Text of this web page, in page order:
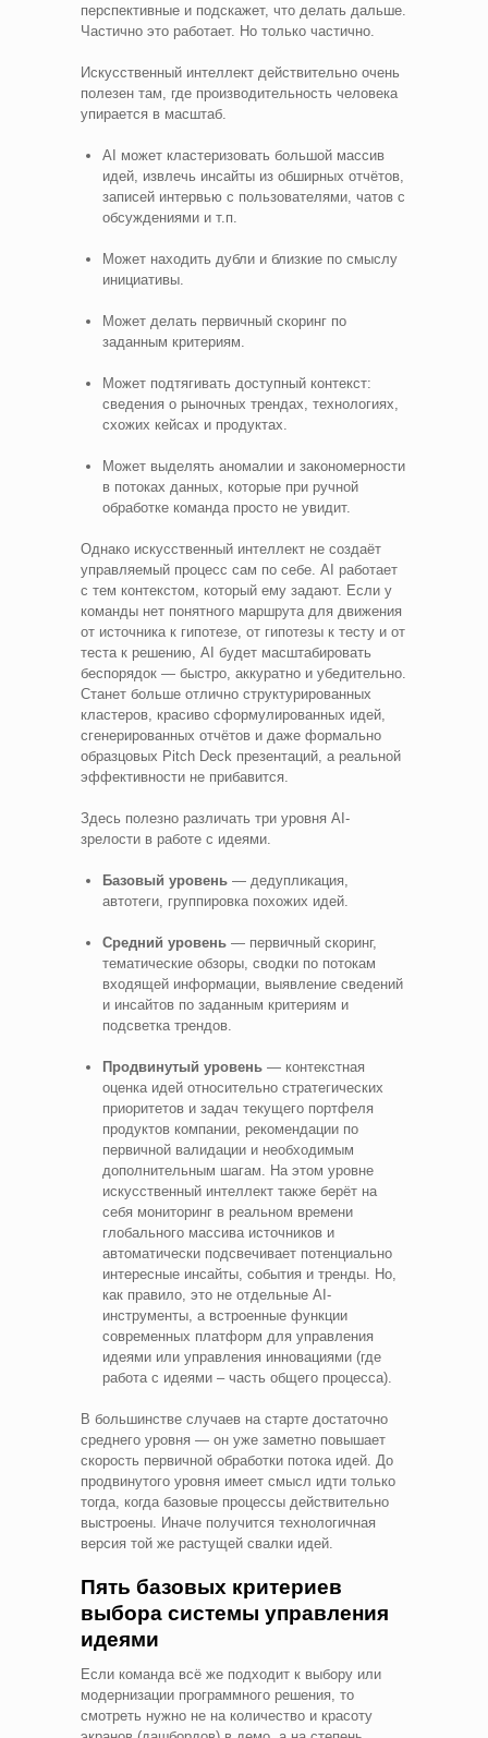
перспективные и подскажет, что делать дальше.
Частично это работает. Но только частично.
Искусственный интеллект действительно очень
полезен там, где производительность человека
упирается в масштаб.
AI может кластеризовать большой массив
идей, извлечь инсайты из обширных отчётов,
записей интервью с пользователями, чатов с
обсуждениями и т.п.
Может находить дубли и близкие по смыслу
инициативы.
Может делать первичный скоринг по
заданным критериям.
Может подтягивать доступный контекст:
сведения о рыночных трендах, технологиях,
схожих кейсах и продуктах.
Может выделять аномалии и закономерности
в потоках данных, которые при ручной
обработке команда просто не увидит.
Однако искусственный интеллект не создаёт
управляемый процесс сам по себе. AI работает
с тем контекстом, который ему задают. Если у
команды нет понятного маршрута для движения
от источника к гипотезе, от гипотезы к тесту и от
теста к решению, AI будет масштабировать
беспорядок — быстро, аккуратно и убедительно.
Станет больше отлично структурированных
кластеров, красиво сформулированных идей,
сгенерированных отчётов и даже формально
образцовых Pitch Deck презентаций, а реальной
эффективности не прибавится.
Здесь полезно различать три уровня AI-
зрелости в работе с идеями.
Базовый уровень — дедупликация,
автотеги, группировка похожих идей.
Средний уровень — первичный скоринг,
тематические обзоры, сводки по потокам
входящей информации, выявление сведений
и инсайтов по заданным критериям и
подсветка трендов.
Продвинутый уровень — контекстная
оценка идей относительно стратегических
приоритетов и задач текущего портфеля
продуктов компании, рекомендации по
первичной валидации и необходимым
дополнительным шагам. На этом уровне
искусственный интеллект также берёт на
себя мониторинг в реальном времени
глобального массива источников и
автоматически подсвечивает потенциально
интересные инсайты, события и тренды. Но,
как правило, это не отдельные AI-
инструменты, а встроенные функции
современных платформ для управления
идеями или управления инновациями (где
работа с идеями – часть общего процесса).
В большинстве случаев на старте достаточно
среднего уровня — он уже заметно повышает
скорость первичной обработки потока идей. До
продвинутого уровня имеет смысл идти только
тогда, когда базовые процессы действительно
выстроены. Иначе получится технологичная
версия той же растущей свалки идей.
Пять базовых критериев
выбора системы управления
идеями
Если команда всё же подходит к выбору или
модернизации программного решения, то
смотреть нужно не на количество и красоту